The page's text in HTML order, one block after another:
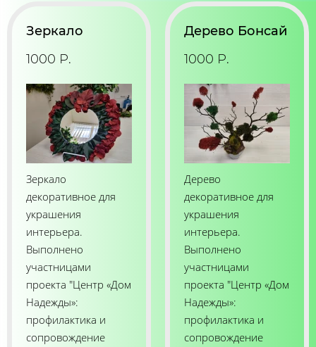
Зеркало
1000 Р.
Зеркало
декоративное для
украшения
интерьера.
Выполнено
участницами
проекта "Центр «Дом
Надежды»:
профилактика и
сопровождение
Дерево Бонсай
1000 Р.
Дерево
декоративное для
украшения
интерьера.
Выполнено
участницами
проекта "Центр «Дом
Надежды»:
профилактика и
сопровождение